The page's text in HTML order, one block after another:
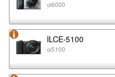
α6000
ILCE-5100
α5100